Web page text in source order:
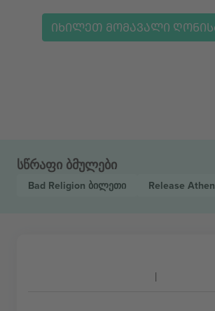
ᲘᲮᲘᲚᲔᲗ ᲛᲝᲛᲐᲕᲐᲚᲘ
სწრაფი ბმულები
Bad Religion ბილეთი Release